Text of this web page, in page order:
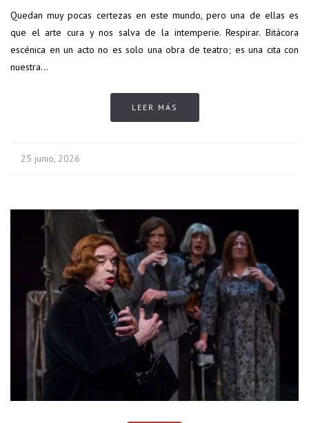
​Quedan muy pocas certezas en este mundo, pero una de ellas es
que el arte cura y nos salva de la intemperie. Respirar. Bitácora
escénica en un acto no es solo una obra de teatro; es una cita con
nuestra…
LEER MÁS
25 junio, 2026